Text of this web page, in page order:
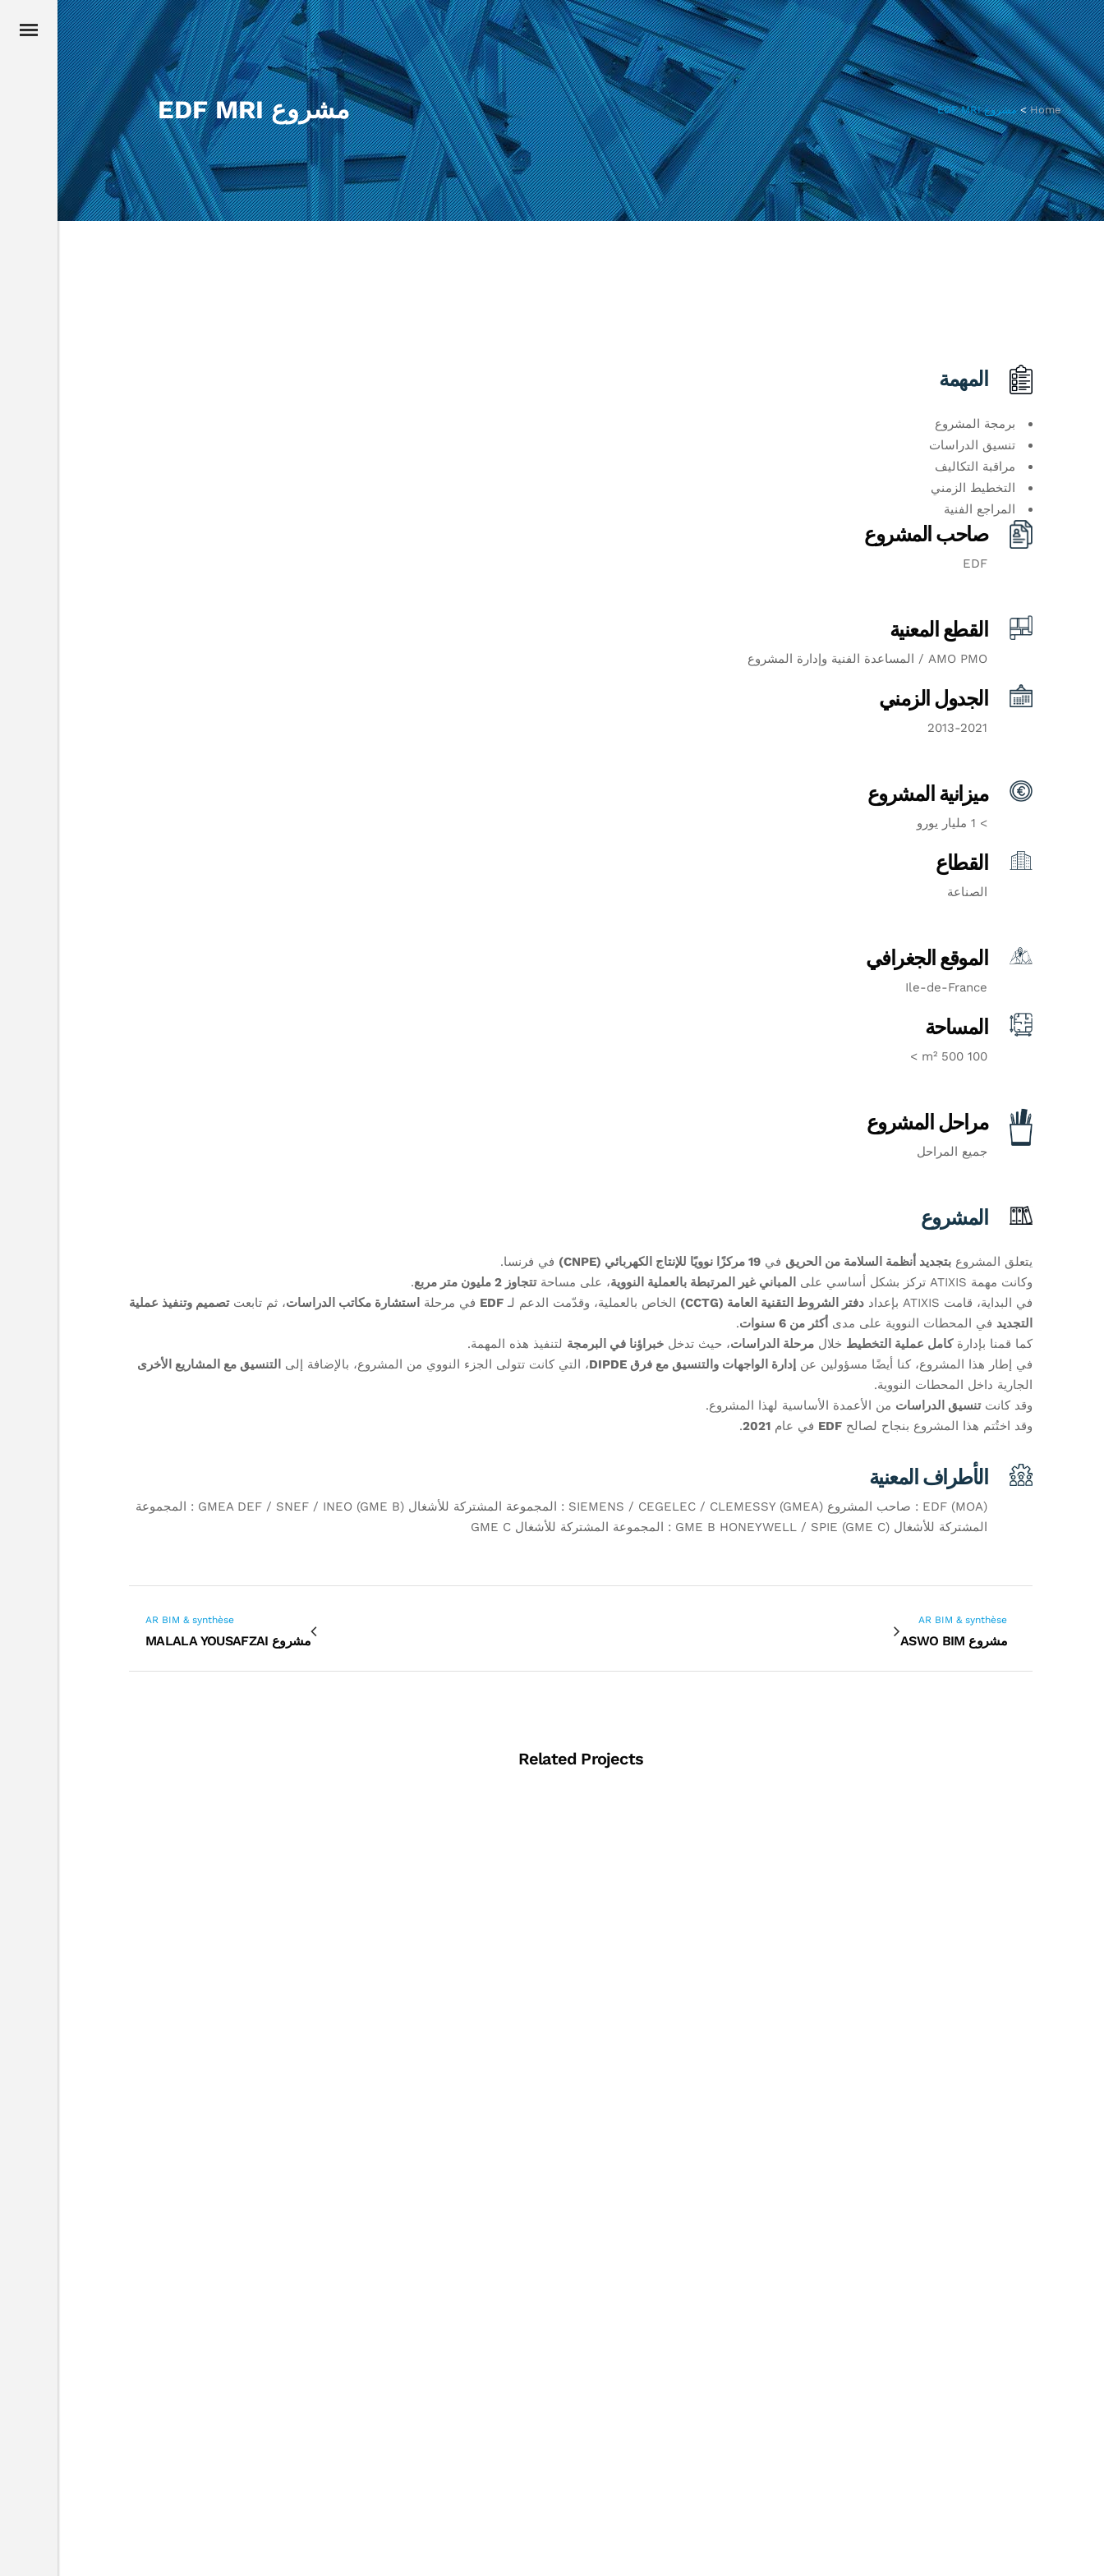
مشروع EDF MRI Home
>مشروع EDF MRI
المهمة
برمجة المشروع
تنسيق الدراسات
مراقبة التكاليف
التخطيط الزمني
المراجع الفنية
صاحب المشروع
EDF
القطع المعنية
AMO PMO / المساعدة الفنية وإدارة المشروع
الجدول الزمني
2013-2021
ميزانية المشروع
> 1 مليار يورو
القطاع
الصناعة
الموقع الجغرافي
Ile-de-France
المساحة
100 500 m² >
مراحل المشروع
جميع المراحل
المشروع
يتعلق المشروع بتجديد أنظمة السلامة من الحريق في 19 مركزًا نوويًا للإنتاج الكهربائي (CNPE)
في فرنسا.
وكانت مهمة ATIXIS تركز بشكل أساسي على
المباني غير المرتبطة بالعملية النووية، على مساحةتتجاوز 2 مليون متر مربع
.
في البداية، قامت ATIXIS بإعداد
دفتر الشروط التقنية العامة (CCTG) الخاص بالعملية، وقدّمت الدعم لـ EDF في مرحلة استشارة مكاتب الدراسات، ثم تابعتتصميم وتنفيذ عملية
التجديد في المحطات النووية على مدى أكثر من 6 سنوات
.
كما قمنا بإدارةكامل عملية التخطيط خلال مرحلة الدراسات، حيث تدخل خبراؤنا في البرمجة لتنفيذ هذه المهمة.
في إطار هذا المشروع، كنا أيضًا مسؤولين عن إدارة الواجهات والتنسيق مع فرق DIPDE ، التي كانت تتولى الجزء النووي من المشروع، بالإضافة إلى
التنسيق مع المشاريع الأخرى
الجارية داخل المحطات النووية.
وقد كانتتنسيق الدراسات من الأعمدة الأساسية لهذا المشروع.
وقد اختُتم هذا المشروع بنجاح لصالح EDF في عام 2021
.
الأطراف المعنية
EDF (MOA) : صاحب المشروع SIEMENS / CEGELEC / CLEMESSY (GMEA) : المجموعة المشتركة للأشغال GMEA DEF / SNEF / INEO (GME B) : المجموعة
المشتركة للأشغال GME B HONEYWELL / SPIE (GME C) : المجموعة المشتركة للأشغال GME C
AR BIM & synthèse
مشروع MALALA YOUSAFZAI
AR BIM & synthèse
مشروع ASWO BIM
Related Projects